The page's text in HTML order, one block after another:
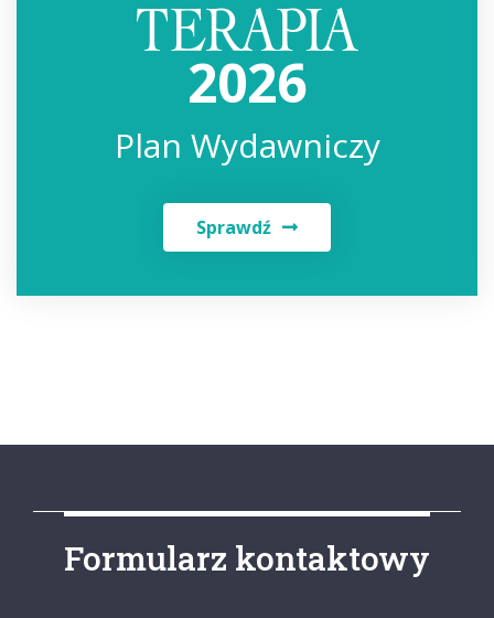
2026
Plan Wydawniczy
Sprawdź
Formularz kontaktowy